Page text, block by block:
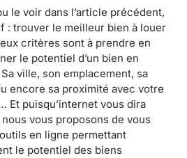
le voir dans l’article précédent,
: trouver le meilleur bien à louer
critères sont à prendre en
le potentiel d’un bien en
ville, son emplacement, sa
encore sa proximité avec votre
Et puisqu’internet vous dira
vous proposons de vous
en ligne permettant
le potentiel des biens